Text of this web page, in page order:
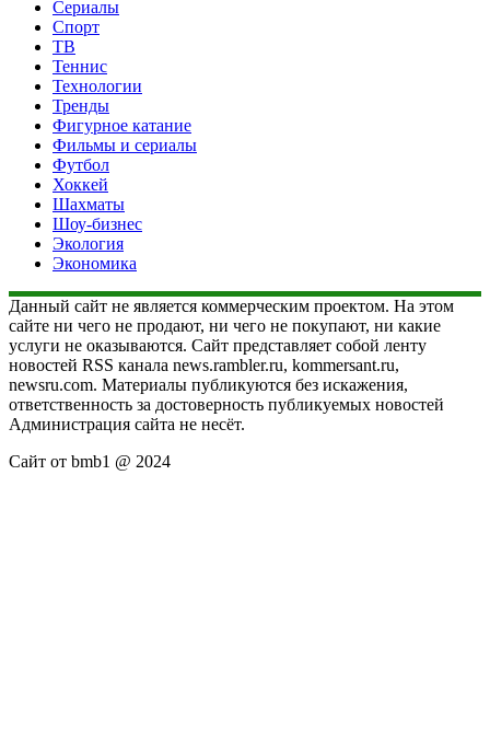
Сериалы
Спорт
ТВ
Теннис
Технологии
Тренды
Фигурное катание
Фильмы и сериалы
Футбол
Хоккей
Шахматы
Шоу-бизнес
Экология
Экономика
Данный сайт не является коммерческим проектом. На этом
сайте ни чего не продают, ни чего не покупают, ни какие
услуги не оказываются. Сайт представляет собой ленту
новостей RSS канала news.rambler.ru, kommersant.ru,
newsru.com. Материалы публикуются без искажения,
ответственность за достоверность публикуемых новостей
Администрация сайта не несёт.
Сайт от bmb1 @ 2024